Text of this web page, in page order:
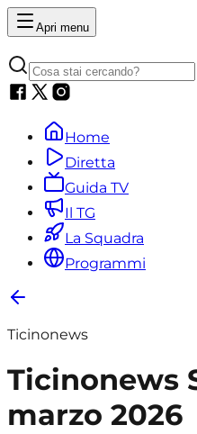
Apri menu
Home
Diretta
Guida TV
Il TG
La Squadra
Programmi
Ticinonews
Ticinonews
marzo 2026